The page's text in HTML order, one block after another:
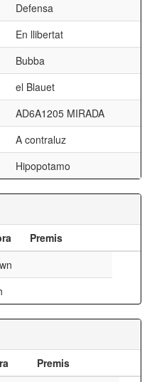
Defensa
En llibertat
Bubba
el Blauet
AD6A1205 MIRADA
A contraluz
Hipopotamo
Premis
Premis